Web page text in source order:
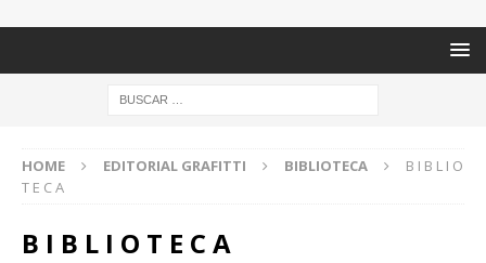
HOME EDITORIAL GRAFITTI BIBLIOTECA
B I B L I O
T E C A
B I B L I O T E C A